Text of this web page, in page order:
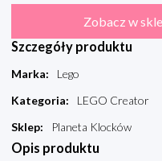
Zobacz w
Szczegóły produktu
Marka:
Lego
Kategoria:
LEGO Creator
Sklep: Planeta Klocków
Opis produktu